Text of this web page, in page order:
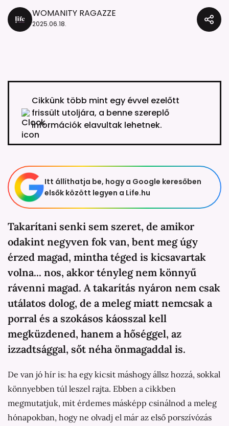
WOMANITY RAGAZZE
2025.06.18.
Cikkünk több mint egy évvel ezelőtt
frissült utoljára, a benne szereplő
információk elavultak lehetnek.
Itt állíthatja be, hogy a Google keresőben
elsők között legyen a Life.hu
Takarítani senki sem szeret, de amikor
odakint negyven fok van, bent meg úgy
érzed magad, mintha téged is kicsavartak
volna... nos, akkor tényleg nem könnyű
rávenni magad. A takarítás nyáron nem csak
utálatos dolog, de a meleg miatt nemcsak a
porral és a szokásos káosszal kell
megküzdened, hanem a hőséggel, az
izzadtsággal, sőt néha önmagaddal is.
De van jó hír is: ha egy kicsit máshogy állsz hozzá, sokkal
könnyebben túl leszel rajta. Ebben a cikkben
megmutatjuk, mit érdemes másképp csinálnod a meleg
hónapokban, hogy ne olvadj el már az első porszívózás